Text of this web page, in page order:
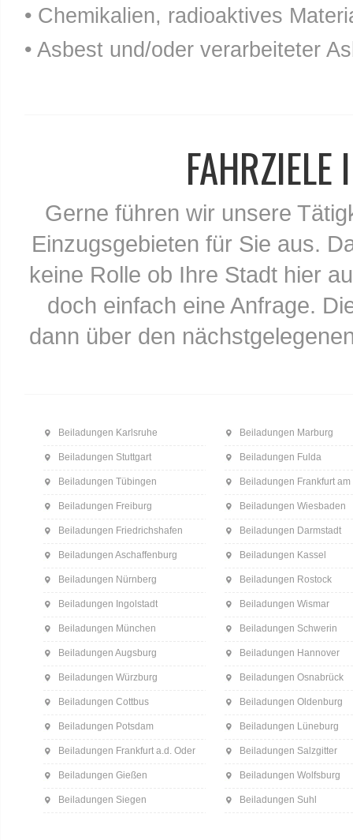
• Chemikalien, radioaktives
• Asbest und/oder verarbeiteter
Gerne führen wir unsere
Einzugsgebieten für Sie aus.
keine Rolle ob Ihre Stadt hier
doch einfach eine Anfrage.
dann über den
Beiladungen Karlsruhe
Beiladungen Stuttgart
Beiladungen Tübingen
Beiladungen Freiburg
Beiladungen Friedrichshafen
Beiladungen Aschaffenburg
Beiladungen Nürnberg
Beiladungen Ingolstadt
Beiladungen München
Beiladungen Augsburg
Beiladungen Würzburg
Beiladungen Cottbus
Beiladungen Potsdam
Beiladungen Frankfurt a.d. Oder
Beiladungen Gießen
Beiladungen Siegen
Beiladungen Marburg
Beiladungen Fulda
Beiladungen Frankfurt am
Beiladungen Wiesbaden
Beiladungen Darmstadt
Beiladungen Kassel
Beiladungen Rostock
Beiladungen Wismar
Beiladungen Schwerin
Beiladungen Hannover
Beiladungen Osnabrück
Beiladungen Oldenburg
Beiladungen Lüneburg
Beiladungen Salzgitter
Beiladungen Wolfsburg
Beiladungen Suhl